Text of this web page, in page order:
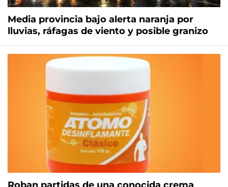
Media provincia bajo alerta naranja por
lluvias, ráfagas de viento y posible granizo